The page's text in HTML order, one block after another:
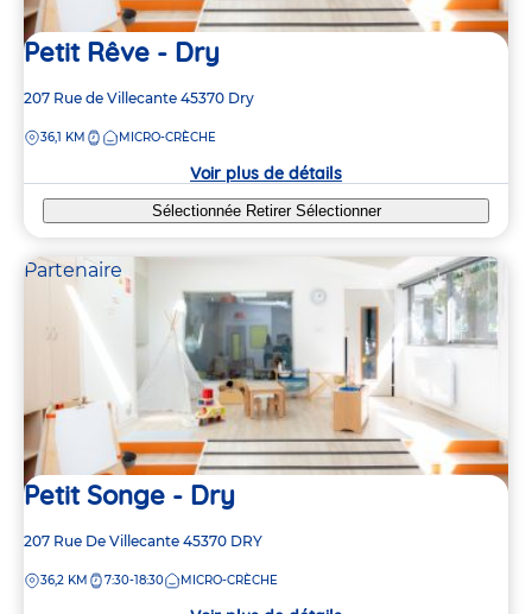
Petit Rêve - Dry
Adresse
la
207 Rue de Villecante 45370 Dry
DISTANCE
36,1 KM MICRO-CRÈCHE
Voir plus de détails
Sélectionnée Retirer Sélectionner
Partenaire
Petit Songe - Dry
Adresse
la
207 Rue De Villecante 45370 DRY
DISTANCE
36,2 KM 7:30-18:30 MICRO-CRÈCHE